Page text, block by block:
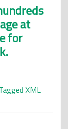
at
for
XML